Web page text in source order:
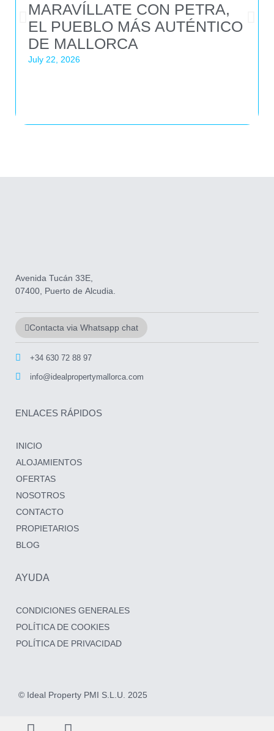
MARAVÍLLATE CON PETRA,
EL PUEBLO MÁS AUTÉNTICO
DE MALLORCA
July 22, 2026
Avenida Tucán 33E,
07400, Puerto de Alcudia.
Contacta via Whatsapp chat
+34 630 72 88 97
info@idealpropertymallorca.com
ENLACES RÁPIDOS
INICIO
ALOJAMIENTOS
OFERTAS
NOSOTROS
CONTACTO
PROPIETARIOS
BLOG
AYUDA
CONDICIONES GENERALES
POLÍTICA DE COOKIES
POLÍTICA DE PRIVACIDAD
© Ideal Property PMI S.L.U. 2025